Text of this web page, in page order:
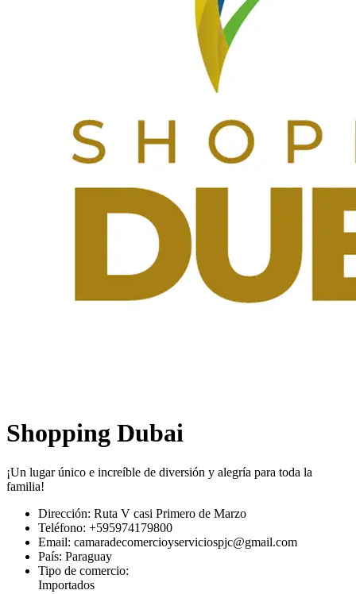
Shopping Dubai
¡Un lugar único e increíble de diversión y alegría para toda la
familia!
Dirección: Ruta V casi Primero de Marzo
Teléfono: +595974179800
Email: camaradecomercioyserviciospjc@gmail.com
País: Paraguay
Tipo de comercio:
Importados